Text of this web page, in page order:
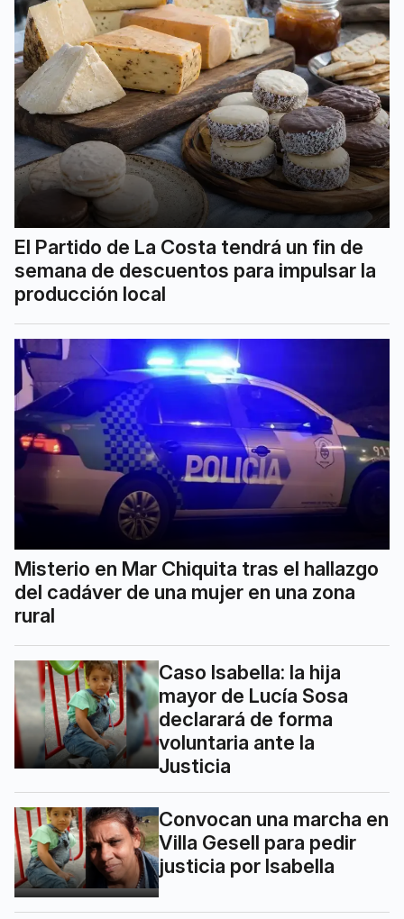
El Partido de La Costa tendrá un fin de
semana de descuentos para impulsar la
producción local
Misterio en Mar Chiquita tras el hallazgo
del cadáver de una mujer en una zona
rural
Caso Isabella: la hija
mayor de Lucía Sosa
declarará de forma
voluntaria ante la
Justicia
Convocan una marcha en
Villa Gesell para pedir
justicia por Isabella